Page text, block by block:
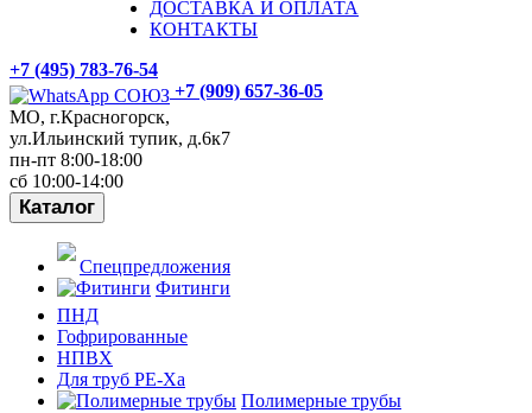
ДОСТАВКА И ОПЛАТА
КОНТАКТЫ
+7 (495) 783-76-54
+7 (909) 657-36-05
МО, г.Красногорск,
ул.Ильинский тупик, д.6к7
пн-пт 8:00-18:00
сб 10:00-14:00
Каталог
Спецпредложения
Фитинги
ПНД
Гофрированные
НПВХ
Для труб PE-Xa
Полимерные трубы